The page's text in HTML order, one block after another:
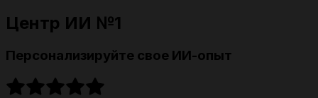
Центр ИИ №1
Персонализируйте свое ИИ-опыт